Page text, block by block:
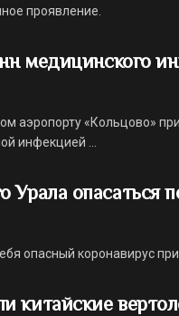
проявление.
медицинского
аэропорту «Кольцово»
инфекцией ...
опасаться
опасный коронавирус
китайские